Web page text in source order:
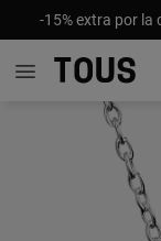
-15% extra por la